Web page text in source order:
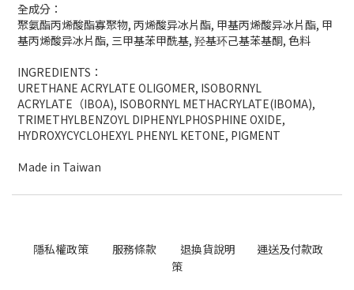
全成分：
聚氨酯丙烯酸酯寡聚物, 丙烯酸异冰片酯, 甲基丙烯酸异冰片酯, 甲
基丙烯酸异冰片酯, 三甲基苯甲酰基, 羟基环己基苯基酮, 色料
INGREDIENTS ：
URETHANE ACRYLATE OLIGOMER, ISOBORNYL
ACRYLATE（IBOA), ISOBORNYL METHACRYLATE(IBOMA),
TRIMETHYLBENZOYL DIPHENYLPHOSPHINE OXIDE,
HYDROXYCYCLOHEXYL PHENYL KETONE, PIGMENT
Ｍade in Taiwan
隱私權政策 服務條款 退換貨說明
運送及付款政
策